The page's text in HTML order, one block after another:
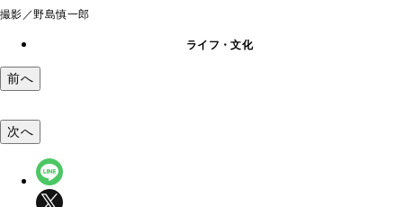
撮影／野島慎一郎
ライフ・文化
前へ
次へ